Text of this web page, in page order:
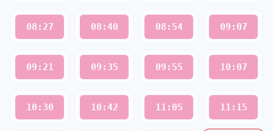
08:27 08:40 08:54 09:07
09:21 09:35 09:55 10:07
10:30 10:42 11:05 11:15